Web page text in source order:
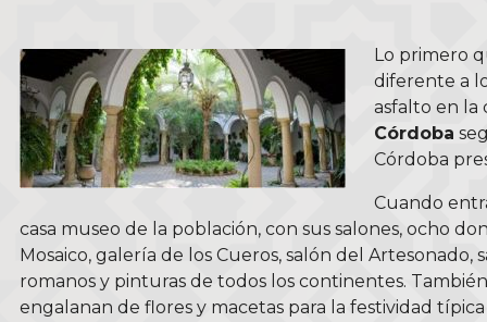
Lo primero
diferente a
asfalto en la
Córdoba
Córdoba
Cuando
casa museo de la población, con sus salones, ocho
Mosaico, galería de los Cueros, salón del Artesonado,
romanos y pinturas de todos los continentes.
engalanan de flores y macetas para la festividad